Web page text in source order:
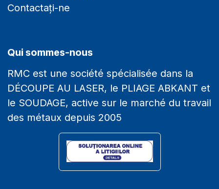
Contactați-ne
Qui sommes-nous
RMC est une société spécialisée dans la
DÉCOUPE AU LASER, le PLIAGE ABKANT et
le SOUDAGE, active sur le marché du travail
des métaux depuis 2005